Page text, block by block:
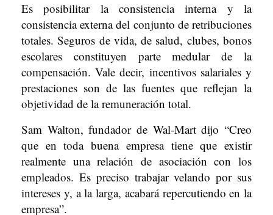
Es posibilitar la consistencia interna y la
consistencia externa del conjunto de retribuciones
totales. Seguros de vida, de salud, clubes, bonos
escolares constituyen parte medular de la
compensación. Vale decir, incentivos salariales y
prestaciones son de las fuentes que reflejan la
objetividad de la remuneración total.
Sam Walton, fundador de Wal-Mart dijo “Creo
que en toda buena empresa tiene que existir
realmente una relación de asociación con los
empleados. Es preciso trabajar velando por sus
intereses y, a la larga, acabará repercutiendo en la
empresa”.